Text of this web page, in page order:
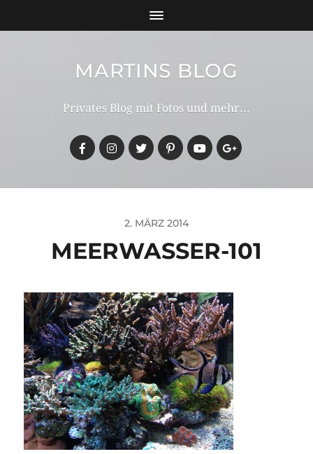
MARTINS BLOG
Privates Blog mit Fotos und mehr...
2. MÄRZ 2014
MEERWASSER-101